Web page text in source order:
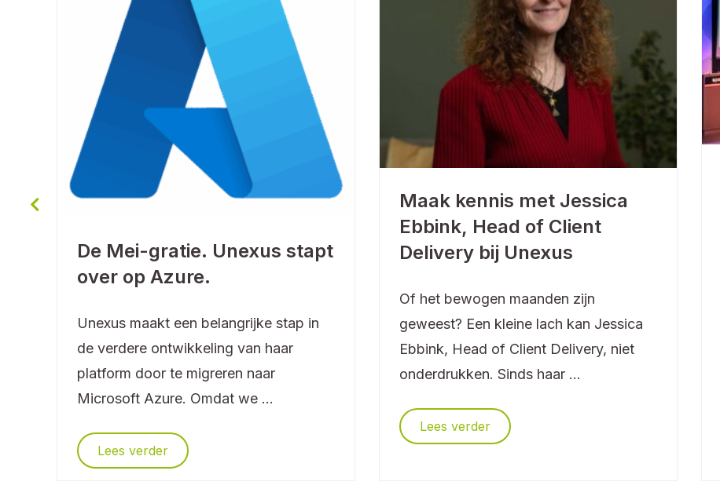
De Mei-gratie. Unexus stapt
over op Azure.
Unexus maakt een belangrijke stap in
de verdere ontwikkeling van haar
platform door te migreren naar
Microsoft Azure. Omdat we ...
Lees verder
Maak kennis met Jessica
Ebbink, Head of Client
Delivery bij Unexus
Of het bewogen maanden zijn
geweest? Een kleine lach kan Jessica
Ebbink, Head of Client Delivery, niet
onderdrukken. Sinds haar ...
Lees verder